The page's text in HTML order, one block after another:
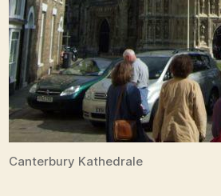
Canterbury Kathedrale